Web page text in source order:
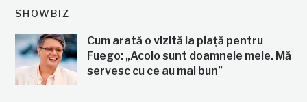
SHOWBIZ
Cum arată o vizită la piață pentru
Fuego: „Acolo sunt doamnele mele. Mă
servesc cu ce au mai bun”